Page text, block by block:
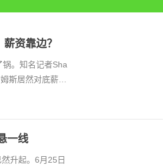
资靠边？
。知名记者Sha
斯居然对底薪合
一线
升起。6月25日